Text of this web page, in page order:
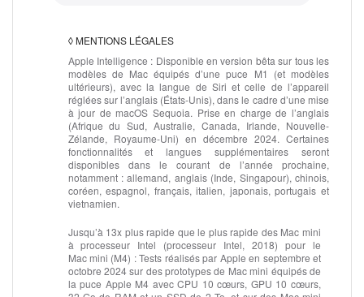
◊ MENTIONS LÉGALES
Apple Intelligence : Disponible en version bêta sur tous les
modèles de Mac équipés d’une puce M1 (et modèles
ultérieurs), avec la langue de Siri et celle de l’appareil
réglées sur l’anglais (États‑Unis), dans le cadre d’une mise
à jour de macOS Sequoia. Prise en charge de l’anglais
(Afrique du Sud, Australie, Canada, Irlande, Nouvelle-
Zélande, Royaume-Uni) en décembre 2024. Certaines
fonctionnalités et langues supplé­mentaires seront
disponibles dans le courant de l’année prochaine,
notamment : allemand, anglais (Inde, Singapour), chinois,
coréen, espagnol, français, italien, japonais, portugais et
vietnamien.
Jusqu’à 13x plus rapide que le plus rapide des Mac mini
à processeur Intel (processeur Intel, 2018) pour le
Mac mini (M4) :Tests réalisés par Apple en septembre et
octobre 2024 sur des prototypes de Mac mini équipés de
la puce Apple M4 avec CPU 10 cœurs, GPU 10 cœurs,